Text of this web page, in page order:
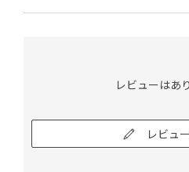
レビューはあ
レビュ